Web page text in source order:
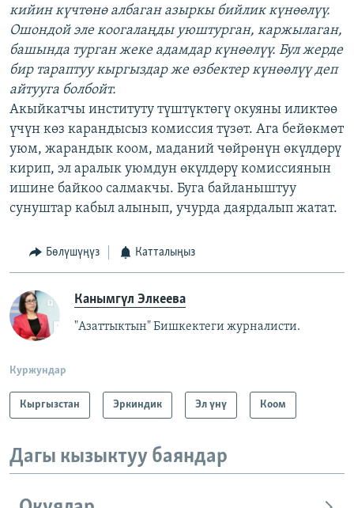
кийин күчтөнө албаган азыркы бийлик күнөөлүү.
Ошондой эле коогалаңды уюштурган, каржылаган,
башында турган жеке адамдар күнөөлүү. Бул жерде
бир тараптуу кыргыздар же өзбектер күнөөлүү деп
айтууга болбойт.
Акыйкатчы институту түштүктөгү окуяны иликтөө
үчүн көз карандысыз комиссия түзөт. Ага бейөкмөт
уюм, жарандык коом, маданий чөйрөнүн өкүлдөрү
кирип, эл аралык уюмдун өкүлдөрү комиссиянын
ишине байкоо салмакчы. Буга байланыштуу
сунуштар кабыл алынып, учурда даярдалып жатат.
Бөлүшүңүз Катталыңыз
Канымгүл Элкеева
"Азаттыктын" Бишкектеги журналисти.
Куржундар
Кыргызстан Эркиндик Эл үнү Коом
Дагы кызыктуу баяндар